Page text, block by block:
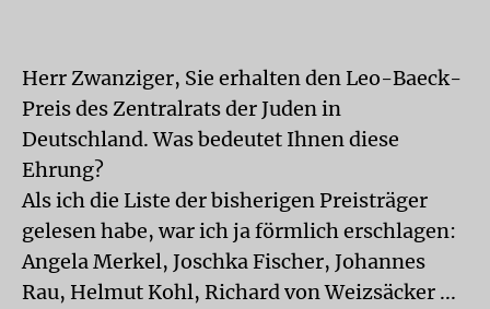
Herr Zwanziger, Sie erhalten den Leo-Baeck-
Preis des Zentralrats der Juden in
Deutschland. Was bedeutet Ihnen diese
Ehrung?
Als ich die Liste der bisherigen Preisträger
gelesen habe, war ich ja förmlich erschlagen:
Angela Merkel, Joschka Fischer, Johannes
Rau, Helmut Kohl, Richard von Weizsäcker ...